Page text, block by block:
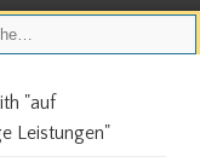
"auf
Leistungen"